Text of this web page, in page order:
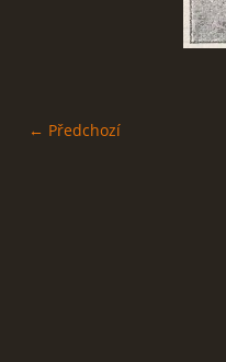
← Předchozí